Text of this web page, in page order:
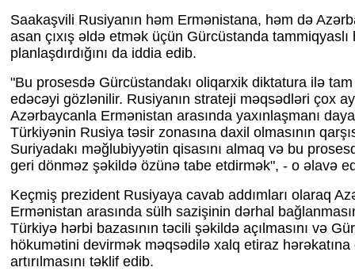
Saakaşvili Rusiyanın həm Ermənistana, həm də
asan çıxış əldə etmək üçün Gürcüstanda tammiqyaslı
planlaşdırdığını da iddia edib.
"Bu prosesdə Gürcüstandakı oliqarxik diktatura ilə tam
edəcəyi gözlənilir. Rusiyanın strateji məqsədləri çox
Azərbaycanla Ermənistan arasında yaxınlaşmanı
Türkiyənin Rusiya təsir zonasına daxil olmasının
Suriyadakı məğlubiyyətin qisasını almaq və bu
geri dönməz şəkildə özünə tabe etdirmək", - o əlavə
Keçmiş prezident Rusiyaya cavab addımları olaraq
Ermənistan arasında sülh sazişinin dərhal
Türkiyə hərbi bazasının təcili şəkildə açılmasını və
hökumətini devirmək məqsədilə xalq etiraz hərəkatına
artırılmasını təklif edib.